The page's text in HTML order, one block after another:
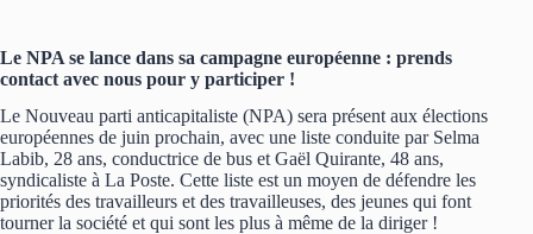
Le NPA se lance dans sa campagne européenne : prends
contact avec nous pour y participer !
Le Nouveau parti anticapitaliste (NPA) sera présent aux élections
européennes de juin prochain, avec une liste conduite par Selma
Labib, 28 ans, conductrice de bus et Gaël Quirante, 48 ans,
syndicaliste à La Poste. Cette liste est un moyen de défendre les
priorités des travailleurs et des travailleuses, des jeunes qui font
tourner la société et qui sont les plus à même de la diriger !